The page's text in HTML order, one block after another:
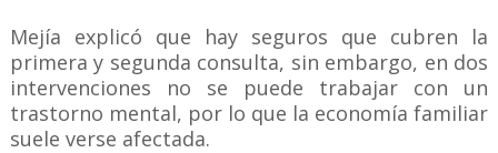
Mejía explicó que hay seguros que cubren la
primera y segunda consulta, sin embargo, en dos
intervenciones no se puede trabajar con un
trastorno mental, por lo que la economía familiar
suele verse afectada.